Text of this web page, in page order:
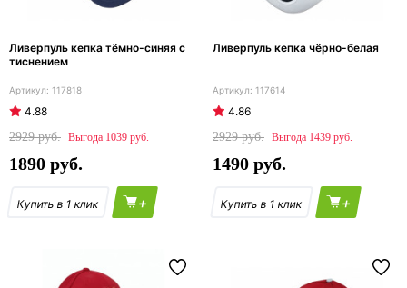
Ливерпуль кепка тёмно-синяя с
тиснением
117818
4.88
2929
1039
1890
+
Ливерпуль кепка чёрно-белая
117614
4.86
2929
1439
1490
+